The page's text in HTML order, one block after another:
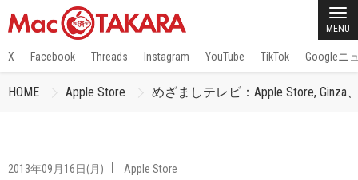
MENU
X Facebook Threads Instagram YouTube TikTok Googleニ
HOME Apple Store めざましテレビ：Apple Store,
2013年09月16日(月)
Apple Store